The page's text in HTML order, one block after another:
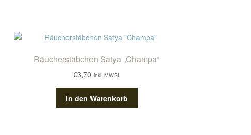
Räucherstäbchen Satya „Champa“
€3,70 inkl. MWSt.
In den Warenkorb